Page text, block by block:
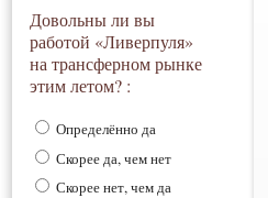
Довольны ли вы
работой «Ливерпуля»
на трансферном рынке
этим летом? :
Определённо да
Скорее да, чем нет
Скорее нет, чем да